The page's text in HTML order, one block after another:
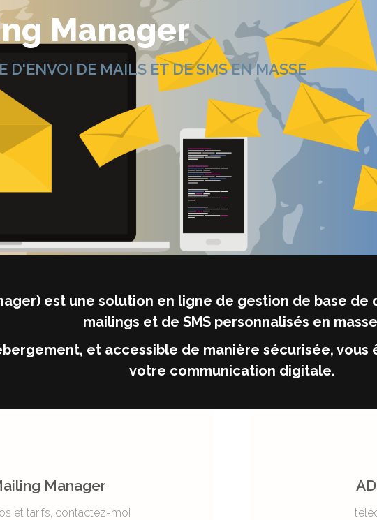
Manager
DE MAILS ET DE SMS EN MASSE
est une solution en ligne de gestion de base
mailings et de SMS personnalisés en
et accessible de manière sécurisée, vous
votre communication digitale.
Manager
et tarifs, contactez-moi